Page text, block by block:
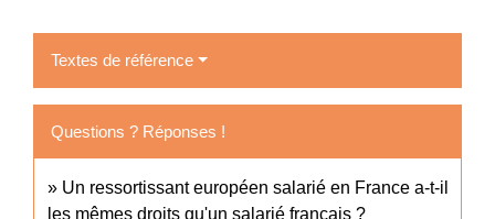
Textes de référence
Questions ? Réponses !
Un ressortissant européen salarié en France a-t-il
les mêmes droits qu'un salarié français ?